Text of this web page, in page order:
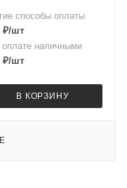
способы оплаты
₽/шт
оплате наличными
₽/шт
В КОРЗИНУ